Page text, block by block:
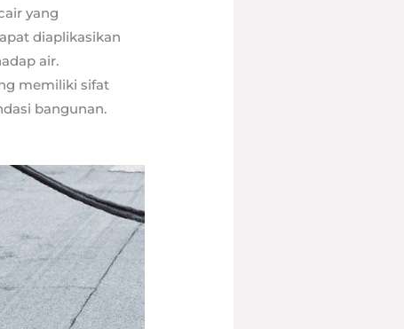
yang
diaplikasikan
air.
memiliki sifat
bangunan.